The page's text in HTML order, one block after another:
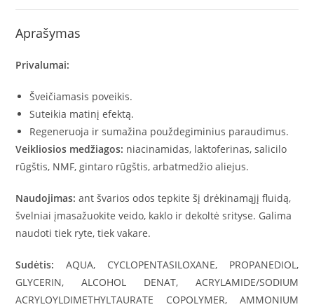
Aprašymas
Privalumai:
Šveičiamasis poveikis.
Suteikia matinį efektą.
Regeneruoja ir sumažina použdegiminius paraudimus.
Veikliosios medžiagos: niacinamidas, laktoferinas, salicilo
rūgštis, NMF, gintaro rūgštis, arbatmedžio aliejus.
Naudojimas:ant švarios odos tepkite šį drėkinamąjį fluidą,
švelniai įmasažuokite veido, kaklo ir dekoltė srityse. Galima
naudoti tiek ryte, tiek vakare.
Sudėtis: AQUA, CYCLOPENTASILOXANE, PROPANEDIOL,
GLYCERIN, ALCOHOL DENAT, ACRYLAMIDE/SODIUM
ACRYLOYLDIMETHYLTAURATE COPOLYMER, AMMONIUM